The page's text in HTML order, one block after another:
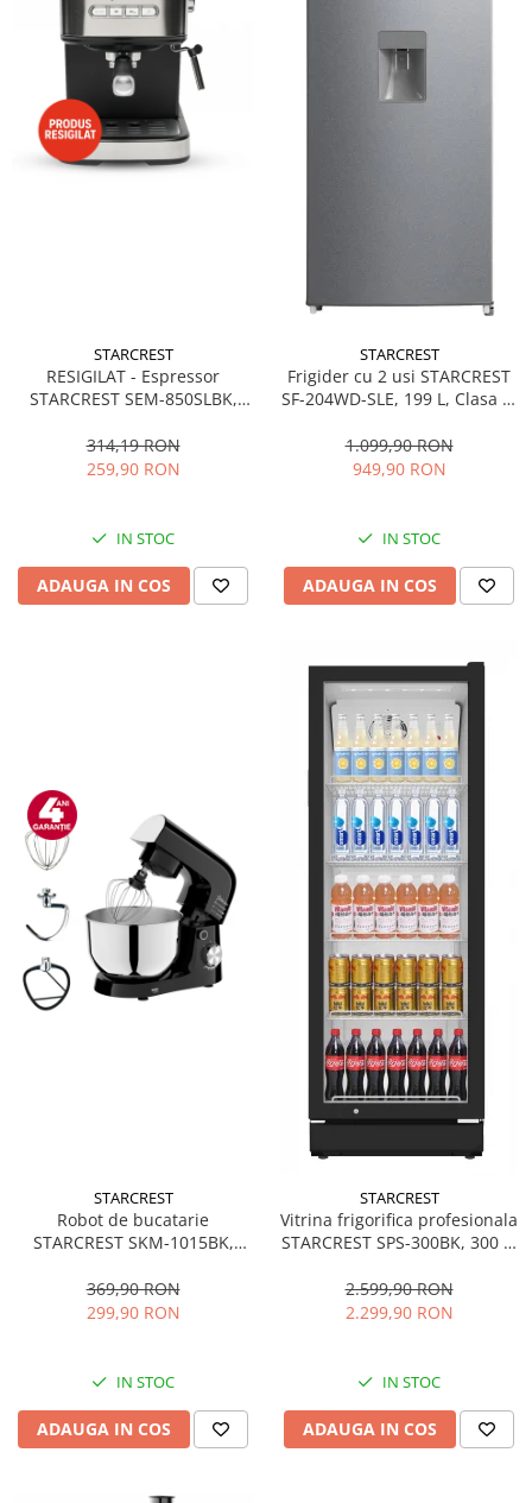
STARCREST
RESIGILAT - Espressor
STARCREST SEM-850SLBK,
detasabil 1.5L, dispozitiv
spumare, filtru dublu din
314,19 RON
259,90 RON
IN STOC
ADAUGA IN COS
STARCREST
Frigider cu 2 usi STARCREST
SF-204WD-SLE, 199 L, Clasa E,
Termostat Ajustabil, Usi
reversibile, H 143 cm, Argintiu
1.099,90 RON
949,90 RON
IN STOC
ADAUGA IN COS
STARCREST
Robot de bucatarie
STARCREST SKM-1015BK,
Accesorii, 10 Viteze + Pulse,
Negru
369,90 RON
299,90 RON
IN STOC
ADAUGA IN COS
STARCREST
Vitrina frigorifica profesionala
STARCREST SPS-300BK, 300 L,
LED, H 169.5 cm, Negru
2.599,90 RON
2.299,90 RON
IN STOC
ADAUGA IN COS